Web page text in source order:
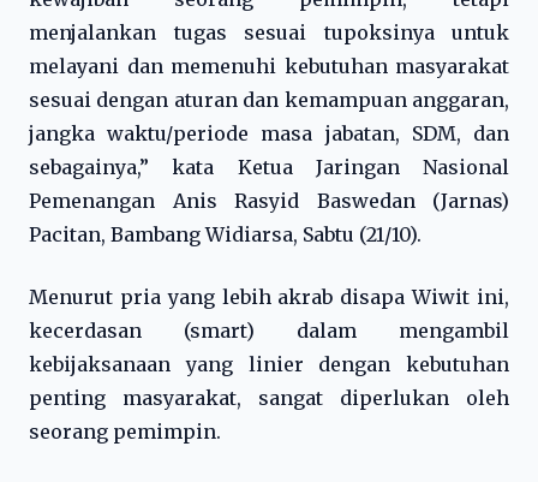
menjalankan tugas sesuai tupoksinya untuk
melayani dan memenuhi kebutuhan masyarakat
sesuai dengan aturan dan kemampuan anggaran,
jangka waktu/periode masa jabatan, SDM, dan
sebagainya,” kata Ketua Jaringan Nasional
Pemenangan Anis Rasyid Baswedan (Jarnas)
Pacitan, Bambang Widiarsa, Sabtu (21/10).
Menurut pria yang lebih akrab disapa Wiwit ini,
kecerdasan (smart) dalam mengambil
kebijaksanaan yang linier dengan kebutuhan
penting masyarakat, sangat diperlukan oleh
seorang pemimpin.